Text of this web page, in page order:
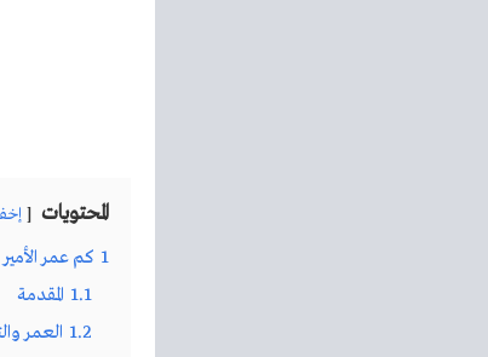
المحتويات
1 كم عمر
1.1 المقدمة
1.2 العمر